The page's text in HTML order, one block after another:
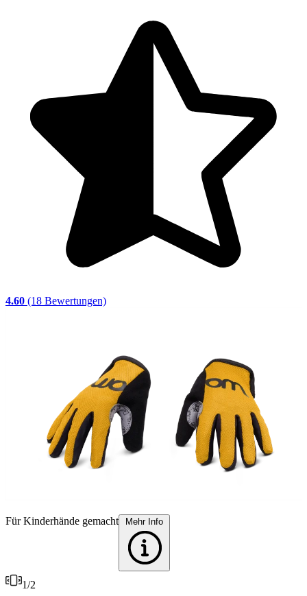
4.60 (18 Bewertungen)
Für Kinderhände gemacht
1/2